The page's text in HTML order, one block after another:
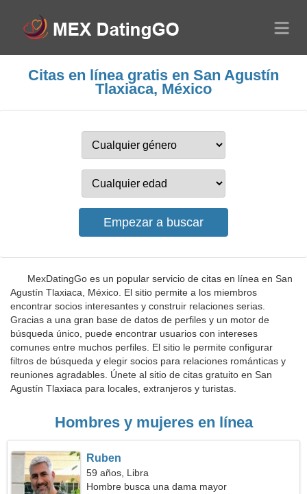
Citas en línea gratis en San Agustín
Tlaxiaca, México
MexDatingGo es un popular servicio de citas en línea en San
Agustín Tlaxiaca, México. El sitio permite a los miembros
encontrar socios interesantes y construir relaciones serias.
Gracias a una gran base de datos de perfiles y un motor de
búsqueda único, puede encontrar usuarios con intereses
comunes entre muchos perfiles. El sitio le permite configurar
filtros de búsqueda y elegir socios para relaciones románticas y
reuniones agradables. Únete al sitio de citas gratuito en San
Agustín Tlaxiaca para locales, extranjeros y turistas.
Hombres y mujeres en línea
Ruben
59 años, Libra
Hombre busca una dama mayor